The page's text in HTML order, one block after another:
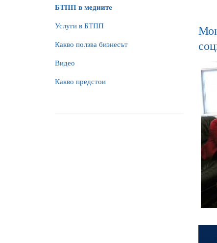
БTПП в медиите
Услуги в БТПП
Какво ползва бизнесът
Видео
Какво предстои